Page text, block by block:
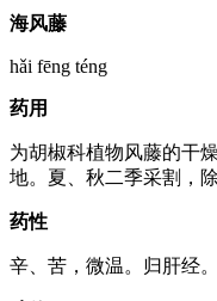
海风藤
hǎi fēng téng
药用
为胡椒科植物风藤的干
地。夏、秋二季采割，
药性
辛、苦，微温。归肝经。